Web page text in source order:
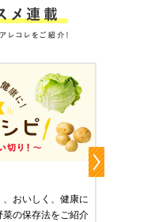
おいしく、健康に
の保存法をご紹介